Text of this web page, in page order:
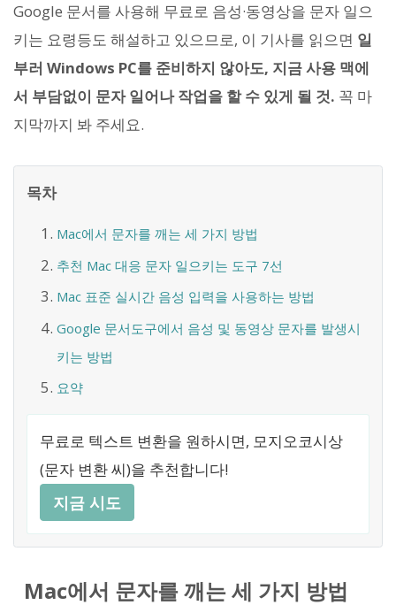
Google 문서를 사용해 무료로 음성·동영상을 문자 일으
키는 요령등도 해설하고 있으므로, 이 기사를 읽으면 일
부러 Windows PC를 준비하지 않아도, 지금 사용 맥에
서 부담없이 문자 일어나 작업을 할 수 있게 될 것. 꼭 마
지막까지 봐 주세요.
목차
Mac에서 문자를 깨는 세 가지 방법
추천 Mac 대응 문자 일으키는 도구 7선
Mac 표준 실시간 음성 입력을 사용하는 방법
Google 문서도구에서 음성 및 동영상 문자를 발생시
키는 방법
요약
무료로 텍스트 변환을 원하시면, 모지오코시상
(문자 변환 씨)을 추천합니다!
지금 시도
Mac에서 문자를 깨는 세 가지 방법